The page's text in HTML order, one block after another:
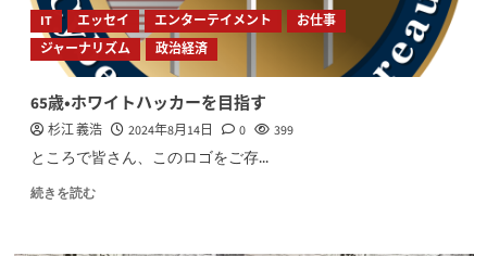
IT エッセイ エンターテイメント
お仕事
ジャーナリズム
政治経済
65歳・ホワイトハッカーを目指す
杉江 義浩 2024年8月14日 0 399
ところで皆さん、このロゴをご存...
続きを読む